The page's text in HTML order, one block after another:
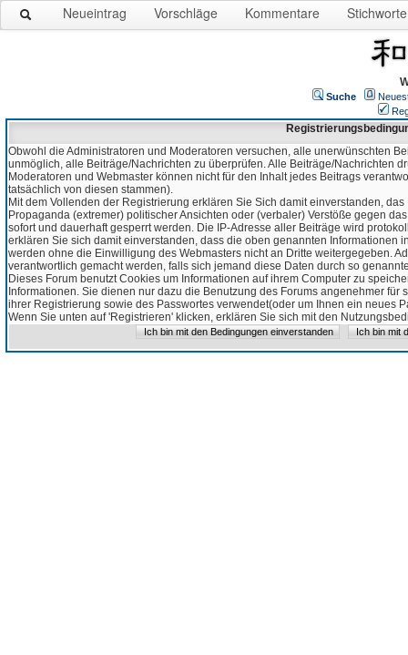
Neueintrag Vorschläge Kommentare Stichworte
Suche
Obwohl die Administratoren und Moderatoren versuchen, alle unerwünschten
unmöglich, alle Beiträge/Nachrichten zu überprüfen. Alle Beiträge/Nachrichten
Moderatoren und Webmaster können nicht für den Inhalt jedes Beitrags
tatsächlich von diesen stammen).
Mit dem Vollenden der Registrierung erklären Sie Sich damit einverstanden,
Propaganda (extremer) politischer Ansichten oder (verbaler) Verstöße gegen
sofort und dauerhaft gesperrt werden. Die IP-Adresse aller Beiträge wird
erklären Sie sich damit einverstanden, dass die oben genannten Informationen
werden ohne die Einwilligung des Webmasters nicht an Dritte weitergegeben.
verantwortlich gemacht werden, falls sich jemand diese Daten durch so
Dieses Forum benutzt Cookies um Informationen auf ihrem Computer zu
Informationen. Sie dienen nur dazu die Benutzung des Forums angenehmer
ihrer Registrierung sowie des Passwortes verwendet(oder um Ihnen ein neues
Wenn Sie unten auf 'Registrieren' klicken, erklären Sie sich mit den